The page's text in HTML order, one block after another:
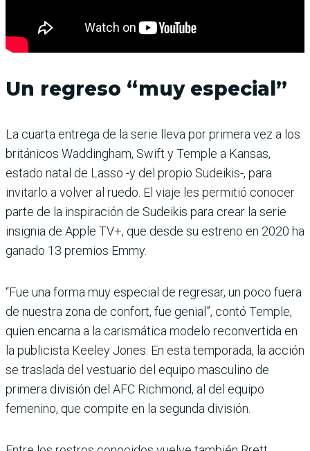
Un regreso “muy especial”
La cuarta entrega de la serie lleva por primera vez a los
británicos Waddingham, Swift y Temple a Kansas,
estado natal de Lasso -y del propio Sudeikis-, para
invitarlo a volver al ruedo. El viaje les permitió conocer
parte de la inspiración de Sudeikis para crear la serie
insignia de Apple TV+, que desde su estreno en 2020 ha
ganado 13 premios Emmy.
“Fue una forma muy especial de regresar, un poco fuera
de nuestra zona de confort, fue genial”, contó Temple,
quien encarna a la carismática modelo reconvertida en
la publicista Keeley Jones. En esta temporada, la acción
se traslada del vestuario del equipo masculino de
primera división del AFC Richmond, al del equipo
femenino, que compite en la segunda división.